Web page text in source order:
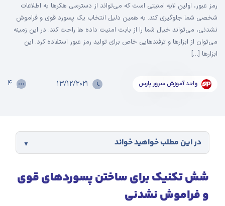
رمز عبور، اولین لایه امنیتی است که می‌تواند از دسترسی هکر‌ها به اطلاعات
شخصی شما جلوگیری کند. به همین دلیل انتخاب یک پسورد قوی و فراموش
نشدنی، می‌تواند خیال شما را از بابت امنیت داده‌ ها راحت کند. در این زمینه
می‌توان از ابزار‌ها و ترفند‌هایی خاص برای تولید رمز عبور استفاده کرد. این
ابزار‌ها […]
واحد آموزش سرور پارس ۱۳/۱۲/۲۰۲۱ ۴
در این مطلب خواهید خواند
شش تکنیک برای ساختن پسوردهای قوی
و فراموش‌ نشدنی